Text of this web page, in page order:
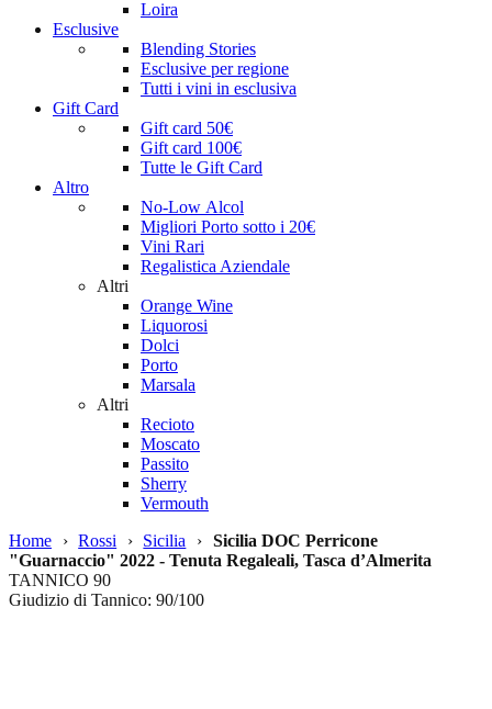
Loira
Esclusive
Blending Stories
Esclusive per regione
Tutti i vini in esclusiva
Gift Card
Gift card 50€
Gift card 100€
Tutte le Gift Card
Altro
No-Low Alcol
Migliori Porto sotto i 20€
Vini Rari
Regalistica Aziendale
Altri
Orange Wine
Liquorosi
Dolci
Porto
Marsala
Altri
Recioto
Moscato
Passito
Sherry
Vermouth
Home
› Rossi › Sicilia › Sicilia DOC Perricone
"Guarnaccio" 2022 - Tenuta Regaleali, Tasca d’Almerita
TANNICO 90
Giudizio di Tannico: 90/100